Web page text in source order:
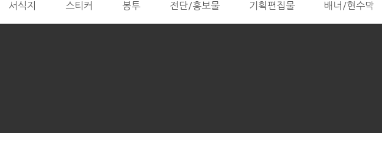
서식지 스티커 봉투 전단/홍보물 기획편집물 배너/현수막